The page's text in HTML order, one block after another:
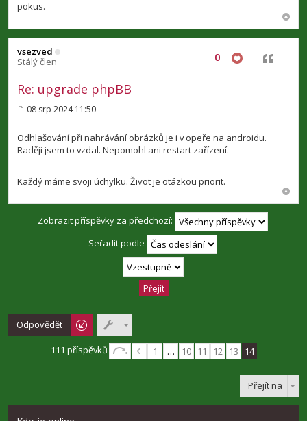
v
pokus.
vsezved
Stálý člen
Re: upgrade phpBB
0 Citovat
ř
í
p
v
e
08 srp 2024 11:50
Odhlašování při nahrávání obrázků je i v opeře na androidu.
Raději jsem to vzdal. Nepomohl ani restart zařízení.
Každý máme svoji úchylku. Život je otázkou priorit.
Zobrazit příspěvky za předchozí:
Seřadit podle
Odpovědět
111 příspěvků 1 … 10 11 12 13 14
Přejít na